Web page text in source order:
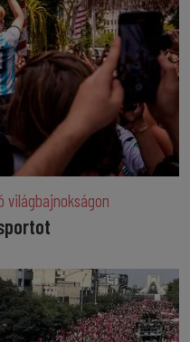
világbajnokságon